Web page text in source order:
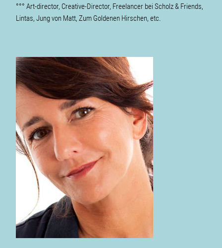
°°° Art-director, Creative-Director, Freelancer bei Scholz & Friends,
Lintas, Jung von Matt, Zum Goldenen Hirschen, etc.